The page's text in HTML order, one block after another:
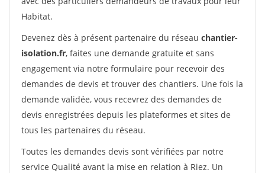
Habitat.
Devenez dès à présent partenaire du réseau chantier-
isolation.fr, faites une demande gratuite et sans
engagement via notre formulaire pour recevoir des
demandes de devis et trouver des chantiers. Une fois la
demande validée, vous recevrez des demandes de
devis enregistrées depuis les plateformes et sites de
tous les partenaires du réseau.
Toutes les demandes devis sont vérifiées par notre
service Qualité avant la mise en relation à Riez. Un